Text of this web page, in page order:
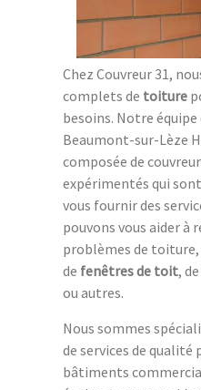
Chez Couvreur 31,
complets de toiture
besoins. Notre
Beaumont-sur-Lèze
composée de
expérimentés qui
vous fournir des
pouvons vous aider à
problèmes de toiture,
de fenêtres de toit, de
ou autres.
Nous sommes
de services de qualité
bâtiments